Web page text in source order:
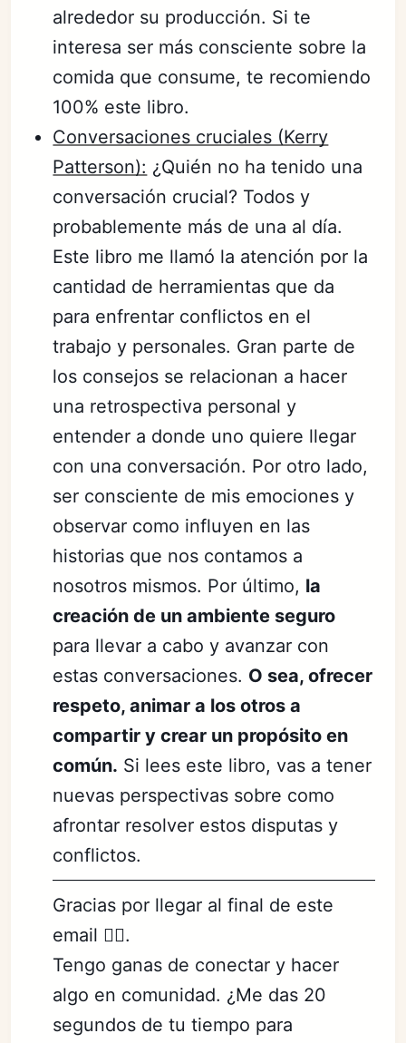
alrededor su producción. Si te
interesa ser más consciente sobre la
comida que consume, te recomiendo
100% este libro.
Conversaciones cruciales (Kerry
Patterson): ¿Quién no ha tenido una
conversación crucial? Todos y
probablemente más de una al día.
Este libro me llamó la atención por la
cantidad de herramientas que da
para enfrentar conflictos en el
trabajo y personales. Gran parte de
los consejos se relacionan a hacer
una retrospectiva personal y
entender a donde uno quiere llegar
con una conversación. Por otro lado,
ser consciente de mis emociones y
observar como influyen en las
historias que nos contamos a
nosotros mismos. Por último, la
creación de un ambiente seguro
para llevar a cabo y avanzar con
estas conversaciones. O sea, ofrecer
respeto, animar a los otros a
compartir y crear un propósito en
común. Si lees este libro, vas a tener
nuevas perspectivas sobre como
afrontar resolver estos disputas y
conflictos.
Gracias por llegar al final de este
email 👍🏼.
Tengo ganas de conectar y hacer
algo en comunidad. ¿Me das 20
segundos de tu tiempo para